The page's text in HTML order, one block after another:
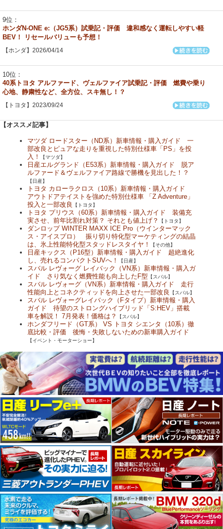
ホンダN-ONE e:（JG5系）試乗記・評価 違和感なく運転しやすい軽
BEV！ リセールバリューも予想！
【ホンダ】2026/04/14
40系トヨタ アルファード、ヴェルファイア試乗記・評価 燃費や乗り
心地、静粛性など、全方位、スキ無し！？
【トヨタ】2023/09/24
【オススメ記事】
マツダ ロードスター（ND系）新車情報・購入ガイド 一
部改良とピュアな走りを重視した特別仕様車「PS」を投
入！
【マツダ】
日産エルグランド（E53系）新車情報・購入ガイド 脱ア
ルファード＆ヴェルファイア路線で勝機を見出した！？
【日産】
トヨタ カローラクロス（10系）新車情報・購入ガイド
アウトドアテイストを強めた特別仕様車 「Z Adventure」
投入と一部改良
【トヨタ】
トヨタ プリウス（60系）新車情報・購入ガイド 装備充
実させ、前年比割れ対策？ それとも値上げ？
【トヨタ】
ダンロップ WINTER MAXX ICE Pro（ウインターマック
ス・アイスプロ） 振り切り特化型マーケティングの結晶
は、氷上性能特化型スタッドレスタイヤ！
【その他】
日産キックス（P16型）新車情報・購入ガイド 超絶進化
し、売れるコンパクトSUVへ！
【日産】
スバル レヴォーグ レイバック（VN系）新車情報・購入ガ
イド さり気なく燃費性能も向上したF型 【スバル】
スバル レヴォーグ（VN系）新車情報・購入ガイド 走行
性能向上とコネクティッドを向上させた一部改良
【スバル】
スバル レヴォーグレイバック（Fタイプ）新車情報・購入
ガイド 待望のストロングハイブリッド「S:HEV」搭載
車を解説！ 7月発表！価格は？
【スバル】
ホンダフリード（GT系） VS トヨタ シエンタ（10系）徹
底比較・評価 後悔・失敗しないための新車購入ガイド
【イベント・モーターショー】